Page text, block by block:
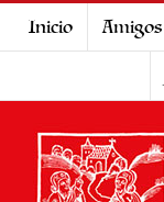
Inicio Amigos